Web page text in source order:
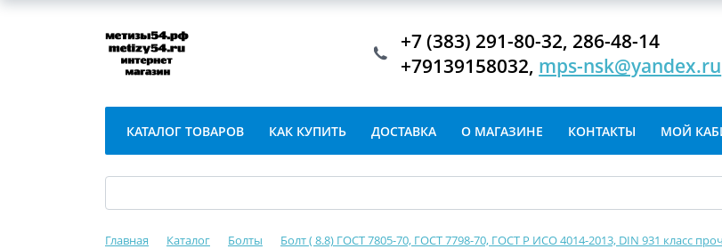
+7 (383) 291-80-32, 286-48-14
+79139158032, mps-nsk@yandex.ru
КАТАЛОГ ТОВАРОВ КАК КУПИТЬ ДОСТАВКА О МАГАЗИНЕ КОНТАКТЫ МОЙ
Главная Каталог Болты
Болт ( 8.8) ГОСТ 7805-70, ГОСТ 7798-70, ГОСТ Р ИСО 4014-2013, DIN 931 класс